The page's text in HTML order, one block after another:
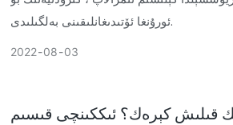
ئورۇنغا ئۆتىدىغانلىقىنى بەلگىلىدى.
2022 08 03
قىلىش كېرەك؟ ئىككىنچى قىسىم